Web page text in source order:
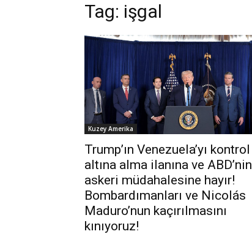
Tag: işgal
Kuzey Amerika
Trump’ın Venezuela’yı kontrol
altına alma ilanına ve ABD’nin
askeri müdahalesine hayır!
Bombardımanları ve Nicolás
Maduro’nun kaçırılmasını
kınıyoruz!